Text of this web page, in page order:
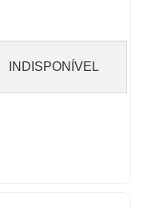
INDISPONÍVEL